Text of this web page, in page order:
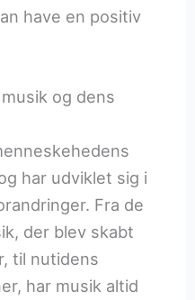
have en positiv
og dens
har udviklet sig i
Fra de
der blev skabt
til nutidens
har musik altid